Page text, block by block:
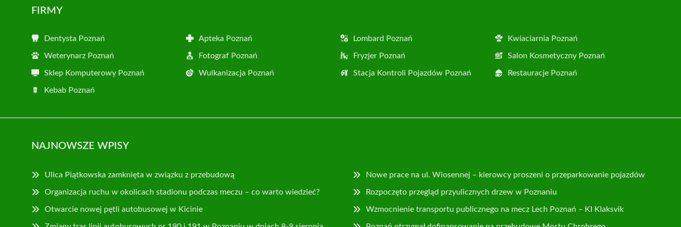
FIRMY
Dentysta Poznań Apteka Poznań Lombard Poznań Kwiaciarnia Poznań
Weterynarz Poznań Fotograf Poznań Fryzjer Poznań Salon Kosmetyczny Poznań
Sklep Komputerowy Poznań Wulkanizacja Poznań Stacja Kontroli Pojazdów Poznań Restauracje Poznań
Kebab Poznań
NAJNOWSZE WPISY
Ulica Piątkowska zamknięta w związku z przebudową Nowe prace na ul. Wiosennej – kierowcy proszeni o przeparkowanie pojazdów
Organizacja ruchu w okolicach stadionu podczas meczu – co warto wiedzieć? Rozpoczęto przegląd przyulicznych drzew w Poznaniu
Otwarcie nowej pętli autobusowej w Kicinie Wzmocnienie transportu publicznego na mecz Lech Poznań – KI Klaksvik